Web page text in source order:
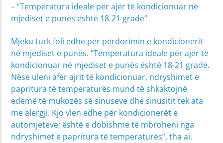
– “Temperatura ideale për ajër të kondicionuar në
mjediset e punës është 18-21 gradë”
Mjeku turk foli edhe për përdorimin e kondicionerit
në mjediset e punës. “Temperatura ideale për ajër të
kondicionuar në mjediset e punës është 18-21 gradë.
Nëse uleni afër ajrit të kondicionuar, ndryshimet e
papritura të temperaturës mund të shkaktojnë
edemë të mukozës së sinuseve dhe sinusitit tek ata
me alergji. Kjo vlen edhe për kondicionerët e
automjeteve; është e dobishme të mbroheni nga
ndryshimet e papritura të temperaturës”, tha ai.